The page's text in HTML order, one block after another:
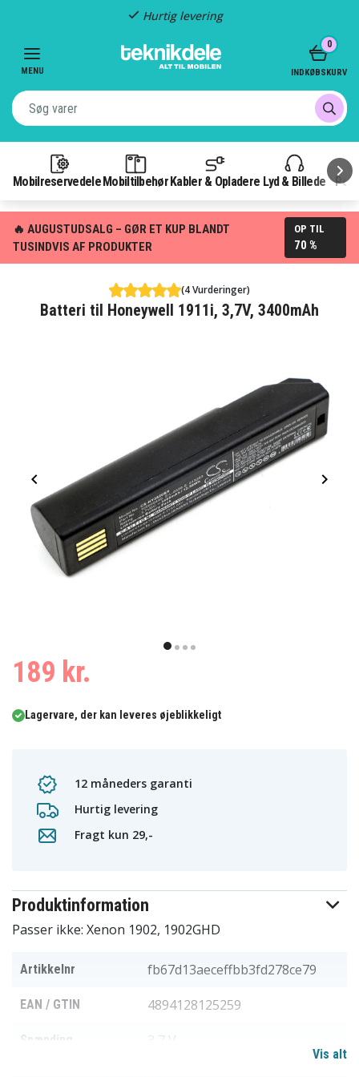
Hurtig levering
MENU
Mobilreservedele Mobiltilbehør Kabler & Opladere Lyd & Billede
0
INDKØBSKURV
🔥 AUGUSTUDSALG – GØR ET KUP BLANDT
TUSINDVIS AF PRODUKTER
OP TIL
70 %
(4 Vurderinger)
Batteri til Honeywell 1911i, 3,7V, 3400mAh
item
of
189 kr.
Lagervare, der kan leveres øjeblikkeligt
12 måneders garanti
Hurtig levering
Fragt kun 29,-
Produktinformation
Passer ikke: Xenon 1902, 1902GHD
Artikkelnr fb67d13aeceffbb3fd278ce79
EAN / GTIN 4894128125259
Spænding 3,7 V
Vis alt